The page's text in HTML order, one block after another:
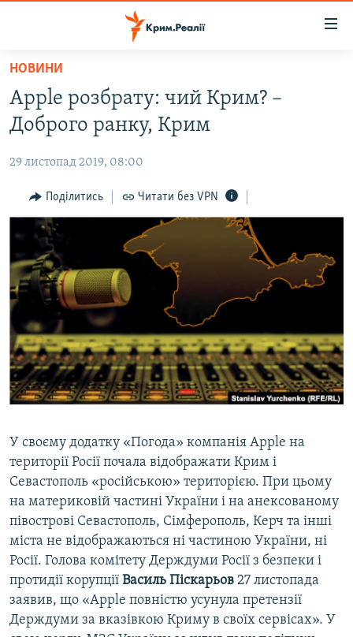
Перейти
основного
матеріалу
Перейти
до
навігації
Перейти
пошуку
НОВИНИ
ВОДА.КРИМ
ВІДЕО ТА ФОТО
ПОЛІТИКА
БЛОГИ
ПОГЛЯД
ІНТЕРВ'Ю
ВСЕ ЗА ДЕНЬ
СПЕЦПРОЕКТИ
ДЕПОРТАЦІЯ
ВІДЕОУРОКИ «ELIFBE»
СВІДЧЕННЯ ОКУПАЦІЇ
ІНФОГРАФІКА
ЯК ОБІЙТИ БЛОКУВАННЯ
Русский
Qırımtatar
ДОЛУЧАЙСЯ!
Усі сайти RFE/RL
НОВИНИ
Apple розбрату: чий Крим? –
Доброго ранку, Крим
29 листопад 2019, 08:00
Поділитись Читати без VPN
У своєму додатку «Погода» компанія Apple на
території Росії почала відображати Крим і
Севастополь «російською» територією. При цьому
на материковій частині України і на анексованому
півострові Севастополь, Сімферополь, Керч та інші
міста не відображаються ні частиною України, ні
Росії. Голова комітету Держдуми Росії з безпеки і
протидії корупції Василь Піскарьов 27 листопада
заявив, що «Apple повністю усунула претензії
Держдуми за вказівкою Криму в своїх сервісах». У